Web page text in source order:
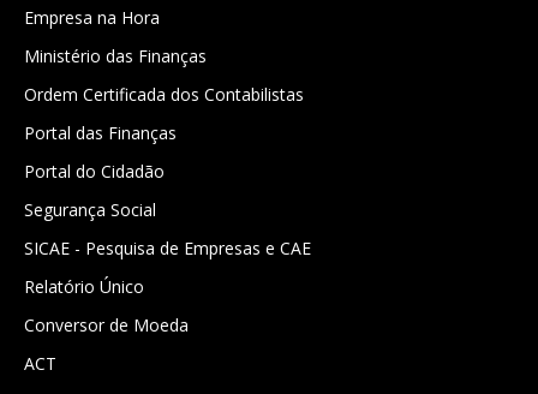
Empresa na Hora
Ministério das Finanças
Ordem Certificada dos Contabilistas
Portal das Finanças
Portal do Cidadão
Segurança Social
SICAE - Pesquisa de Empresas e CAE
Relatório Único
Conversor de Moeda
ACT